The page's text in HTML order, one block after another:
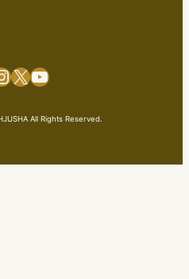
X YouTube
All Rights Reserved.